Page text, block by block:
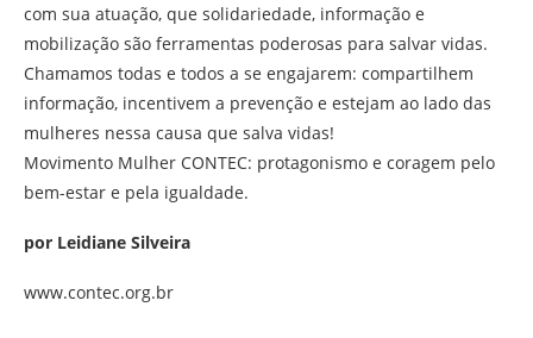
com sua atuação, que solidariedade, informação e
mobilização são ferramentas poderosas para salvar vidas.
Chamamos todas e todos a se engajarem: compartilhem
informação, incentivem a prevenção e estejam ao lado das
mulheres nessa causa que salva vidas!
Movimento Mulher CONTEC: protagonismo e coragem pelo
bem-estar e pela igualdade.
por Leidiane Silveira
www.contec.org.br